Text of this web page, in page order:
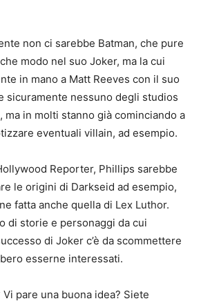
non ci sarebbe Batman, che pure
modo nel suo Joker, ma la cui
in mano a Matt Reeves con il suo
sicuramente nessuno degli studios
in molti stanno già cominciando a
eventuali villain, ad esempio.
Reporter, Phillips sarebbe
le origini di Darkseid ad esempio,
fatta anche quella di Lex Luthor.
di storie e personaggi da cui
di Joker c’è da scommettere
esserne interessati.
pare una buona idea? Siete